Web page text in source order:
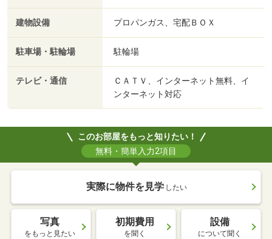
建物設備 プロパンガス、宅配ＢＯＸ
駐車場・駐輪場 駐輪場
テレビ・通信
ＣＡＴＶ、インターネット無料、イ
ンターネット対応
このお部屋をもっと知りたい！
無料・簡単入力2項目
実際に物件を見学 したい
写真
をもっと見たい
初期費用
を聞く
設備
について聞く